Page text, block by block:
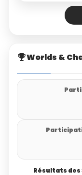
Worlds &
Résultats des